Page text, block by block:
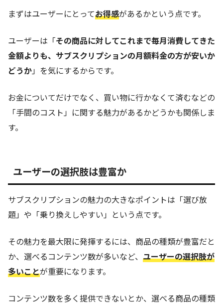
まずはユーザーにとってお得感があるかという点です。
ユーザーは「その商品に対してこれまで毎月消費してきた
金額よりも、サブスクリプションの月額料金の方が安いか
どうか」を気にするからです。
お金についてだけでなく、買い物に行かなくて済むなどの
「手間のコスト」に関する魅力があるかどうかも関係しま
す。
ユーザーの選択肢は豊富か
サブスクリプションの魅力の大きなポイントは「選び放
題」や「乗り換えしやすい」という点です。
その魅力を最大限に発揮するには、商品の種類が豊富だと
か、選べるコンテンツ数が多いなど、 ユーザーの選択肢が
多いことが重要になります。
コンテンツ数を多く提供できないとか、選べる商品の種類